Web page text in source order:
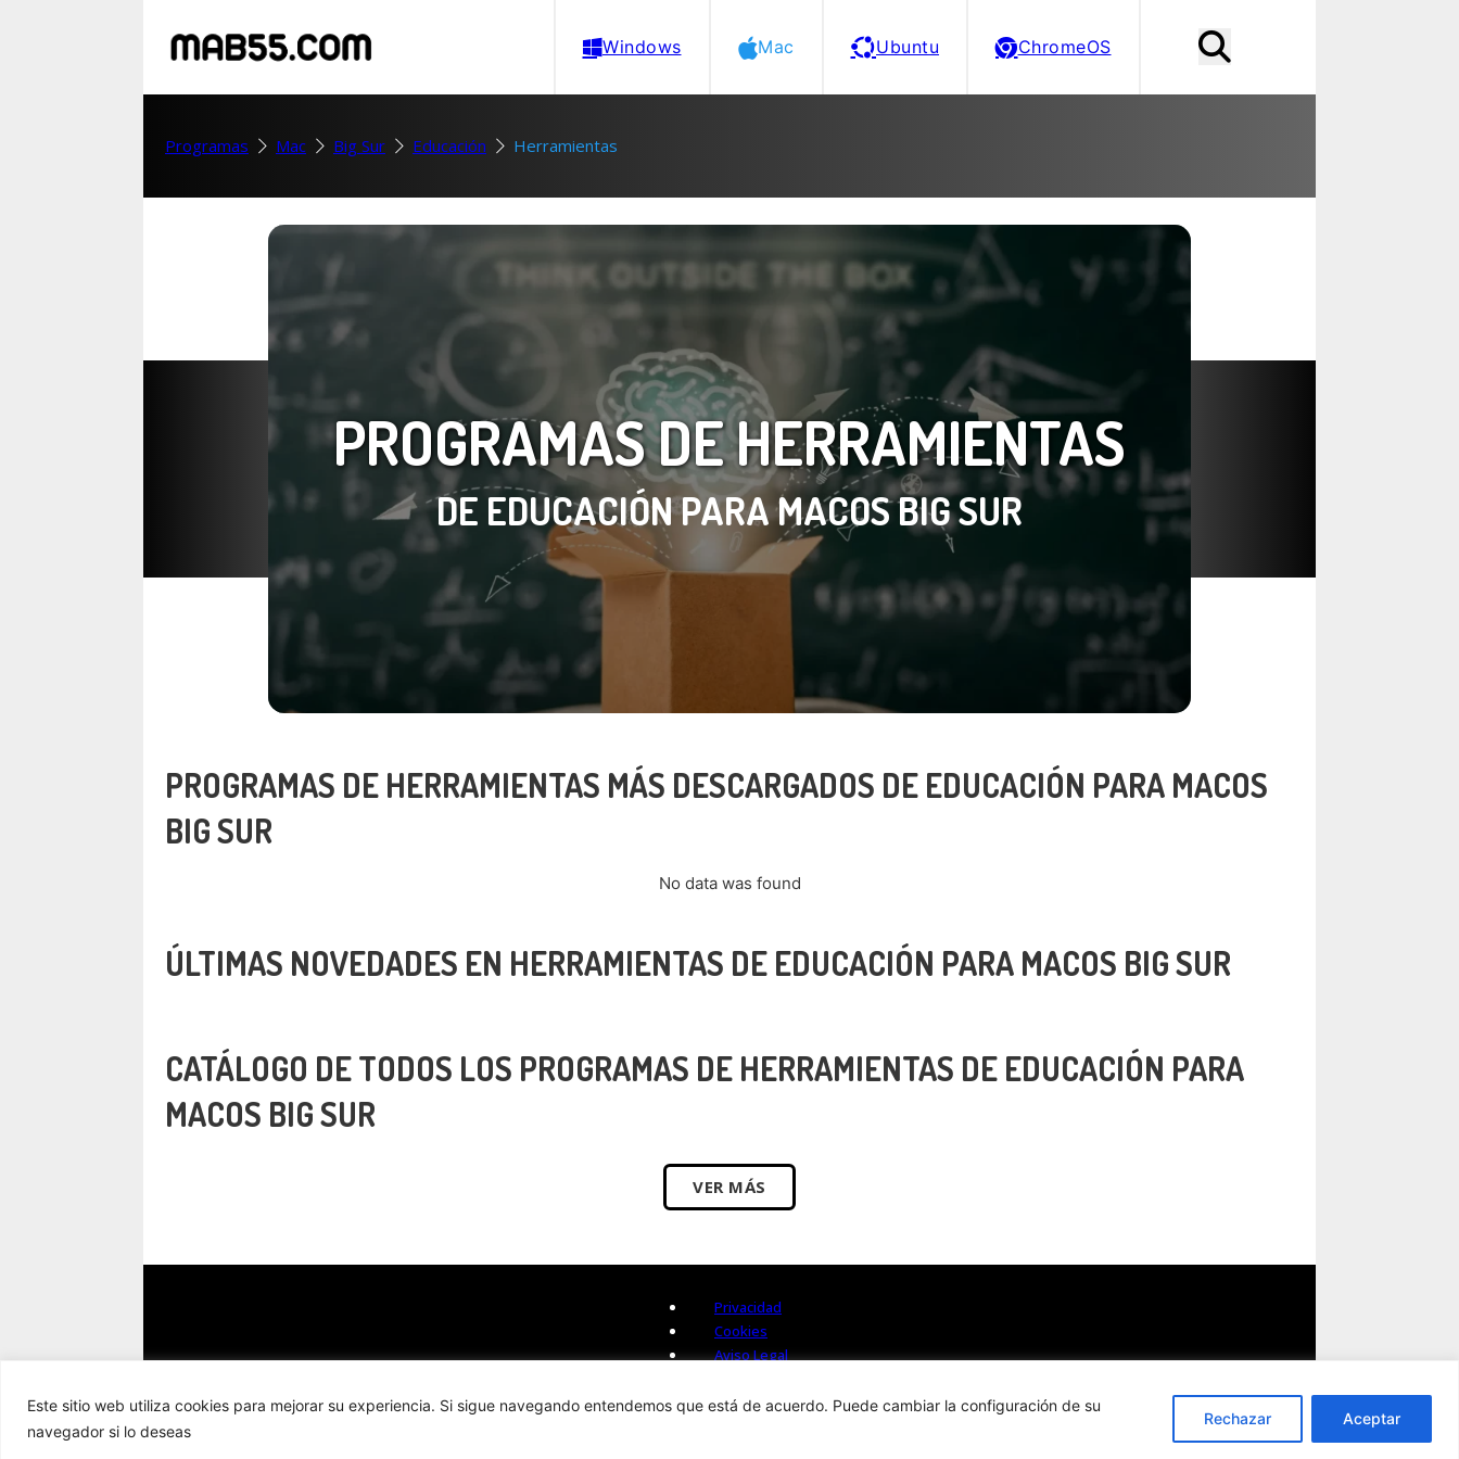
Este sitio web utiliza cookies para mejorar su experiencia. Si sigue navegando entendemos que está de acuerdo. Puede cambiar la configuración de su
navegador si lo deseas
Rechazar Aceptar
Windows Mac Ubuntu ChromeOS
Programas Mac Big Sur Educación Herramientas
PROGRAMAS DE HERRAMIENTAS
DE EDUCACIÓN PARA MACOS BIG SUR
PROGRAMAS DE HERRAMIENTAS MÁS DESCARGADOS DE EDUCACIÓN PARA MACOS
BIG SUR
No data was found
ÚLTIMAS NOVEDADES EN HERRAMIENTAS DE EDUCACIÓN PARA MACOS BIG SUR
CATÁLOGO DE TODOS LOS PROGRAMAS DE HERRAMIENTAS DE EDUCACIÓN PARA
MACOS BIG SUR
VER MÁS
Privacidad
Cookies
Aviso Legal